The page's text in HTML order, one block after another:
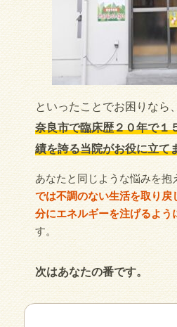
といったことでお困りなら
奈良市で臨床歴２０年で１
績を誇る当院がお役に立て
あなたと同じような悩みを抱
では不調のない生活を取り戻
分にエネルギーを注げるよう
す。
次はあなたの番です。